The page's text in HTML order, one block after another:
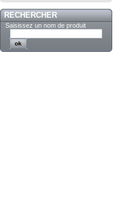
RECHERCHER
Saisissez un nom de produit